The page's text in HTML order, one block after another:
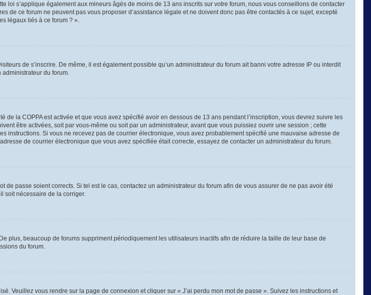
s’applique également aux mineurs âgés de moins de 13 ans inscrits sur votre forum, nous vous conseillons de contacter
ce forum ne peuvent pas vous proposer d’assistance légale et ne doivent donc pas être contactés à ce sujet, excepté
légaux liés à ce forum ? ».
de s’inscrire. De même, il est également possible qu’un administrateur du forum ait banni votre adresse IP ou interdit
administrateur du forum.
la COPPA est activée et que vous avez spécifié avoir en dessous de 13 ans pendant l’inscription, vous devrez suivre les
être activées, soit par vous-même ou soit par un administrateur, avant que vous puissiez ouvrir une session ; cette
Si vous ne recevez pas de courrier électronique, vous avez probablement spécifié une mauvaise adresse de
de courrier électronique que vous avez spécifiée était correcte, essayez de contacter un administrateur du forum.
passe soient corrects. Si tel est le cas, contactez un administrateur du forum afin de vous assurer de ne pas avoir été
soit nécessaire de la corriger.
plus, beaucoup de forums suppriment périodiquement les utilisateurs inactifs afin de réduire la taille de leur base de
du forum.
Veuillez vous rendre sur la page de connexion et cliquer sur « J’ai perdu mon mot de passe ». Suivez les instructions et